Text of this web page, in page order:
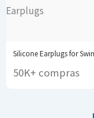
50K+ compras